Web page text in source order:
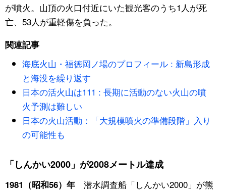
が噴火。山頂の火口付近にいた観光客のうち1人が死
亡、53人が重軽傷を負った。
関連記事
海底火山・福徳岡ノ場のプロフィール : 新島形成
と海没を繰り返す
日本の活火山は111 : 長期に活動のない火山の噴
火予測は難しい
日本の火山活動：「大規模噴火の準備段階」入り
の可能性も
「しんかい2000」が2008メートル達成
1981（昭和56）年潜水調査船「しんかい2000」が熊